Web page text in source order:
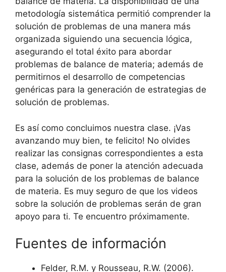
metodología sistemática permitió comprender la
solución de problemas de una manera más
organizada siguiendo una secuencia lógica,
asegurando el total éxito para abordar
problemas de balance de materia; además de
permitirnos el desarrollo de competencias
genéricas para la generación de estrategias de
solución de problemas.
Es así como concluimos nuestra clase. ¡Vas
avanzando muy bien, te felicito! No olvides
realizar las consignas correspondientes a esta
clase, además de poner la atención adecuada
para la solución de los problemas de balance
de materia. Es muy seguro de que los videos
sobre la solución de problemas serán de gran
apoyo para ti. Te encuentro próximamente.
Fuentes de información
Felder, R.M. y Rousseau, R.W. (2006).